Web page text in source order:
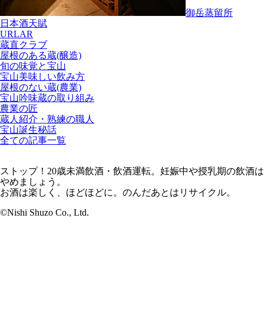
御岳蒸留所
日本酒天賦
URLAR
蔵直クラブ
屋根のある蔵(醸造)
旬の味覚と宝山
宝山美味しい飲み方
屋根のない蔵(農業)
宝山吟味蔵の取り組み
農業の匠
蔵人紹介・熟練の職人
宝山誕生秘話
全ての記事一覧
ストップ！20歳未満飲酒・飲酒運転。妊娠中や授乳期の飲酒は
やめましょう。
お酒は楽しく、ほどほどに。のんだあとはリサイクル。
©Nishi Shuzo Co., Ltd.